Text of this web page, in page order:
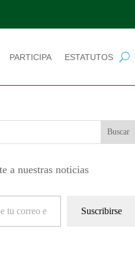
PARTICIPA ESTATUTOS
a nuestras noticias
Suscribirse